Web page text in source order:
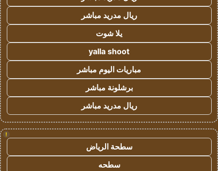
ريال مدريد مباشر
يلا شوت
yalla shoot
مباريات اليوم مباشر
برشلونة مباشر
ريال مدريد مباشر
!
سطحة الرياض
سطحه